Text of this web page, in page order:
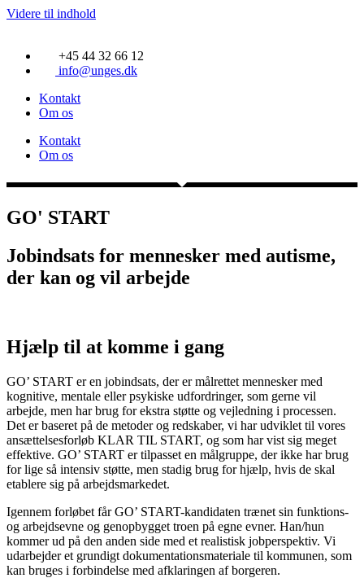
Videre til indhold
+45 44 32 66 12
info@unges.dk
Kontakt
Om os
Kontakt
Om os
GO' START
Jobindsats for mennesker med autisme,
der kan og vil arbejde
Hjælp til at komme i gang
GO’ START er en jobindsats, der er målrettet mennesker med
kognitive, mentale eller psykiske udfordringer, som gerne vil
arbejde, men har brug for ekstra støtte og vejledning i processen.
Det er baseret på de metoder og redskaber, vi har udviklet til vores
ansættelsesforløb KLAR TIL START, og som har vist sig meget
effektive. GO’ START er tilpasset en målgruppe, der ikke har brug
for lige så intensiv støtte, men stadig brug for hjælp, hvis de skal
etablere sig på arbejdsmarkedet.
Igennem forløbet får GO’ START-kandidaten trænet sin funktions-
og arbejdsevne og genopbygget troen på egne evner. Han/hun
kommer ud på den anden side med et realistisk jobperspektiv. Vi
udarbejder et grundigt dokumentationsmateriale til kommunen, som
kan bruges i forbindelse med afklaringen af borgeren.